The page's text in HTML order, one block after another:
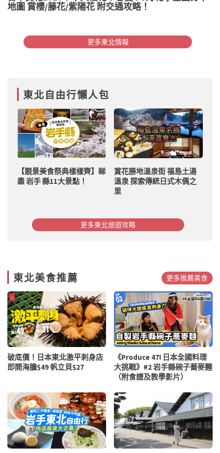
地圖 賞櫻/藤花/紫陽花 附交通攻略！
更多東北情報
東北自由行懶人包
【靚景美食祭典樣樣齊】睇
盡 岩手 縣11大景點！
賞花勝地溫泉街 福島土湯
溫泉 探索傳統日式木偶之
里
更多東北旅遊攻略
東北美食推薦 更多推薦美食
破底價！日本東北激平刺身店
即開海膽$49 帆立貝$27
《Produce 47! 日本全國料理
大挑戰》#2 岩手縣碗子蕎麥麵
（附食譜及教學影片）